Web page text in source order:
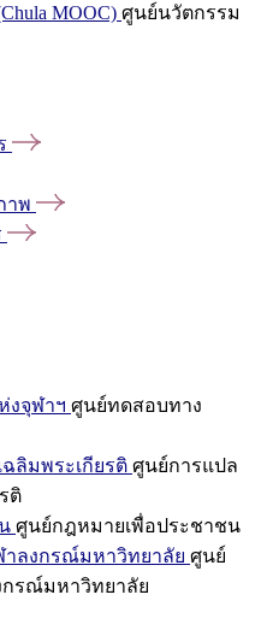
MOOC) ศูนย์นวัตกรรม
าพ
งจุฬาฯ ศูนย์ทดสอบทาง
ลิมพระเกียรติ ศูนย์การแปล
ติ
ศูนย์กฎหมายเพื่อประชาชน
าลงกรณ์มหาวิทยาลัย ศูนย์
กรณ์มหาวิทยาลัย